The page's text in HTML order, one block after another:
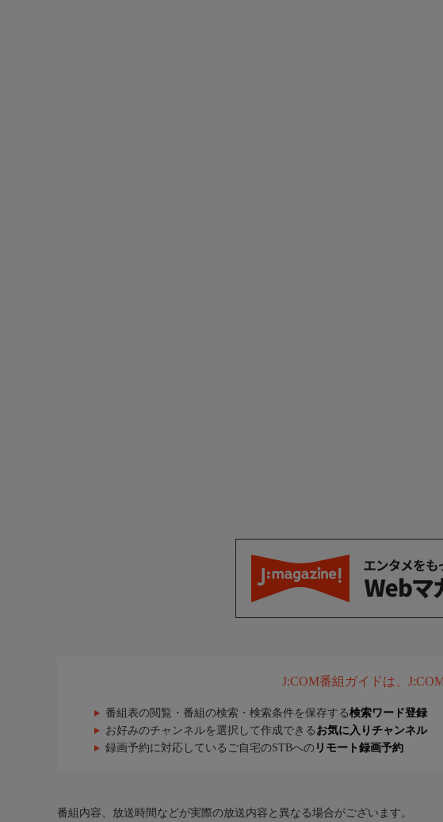
J:COM番組ガイドは、
番組表の閲覧・番組の検索・検索条件を保存する検索ワード登録
お好みのチャンネルを選択して作成できる お気に入りチャンネル
録画予約に対応しているご自宅のSTBへの リモート録画予約
番組内容、放送時間などが実際の放送内容と異なる場合がございます。